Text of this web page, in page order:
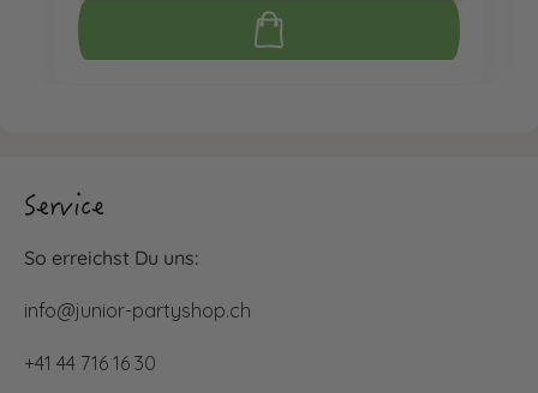
Service
So erreichst Du uns:
info@junior-partyshop.ch
+41 44 716 16 30